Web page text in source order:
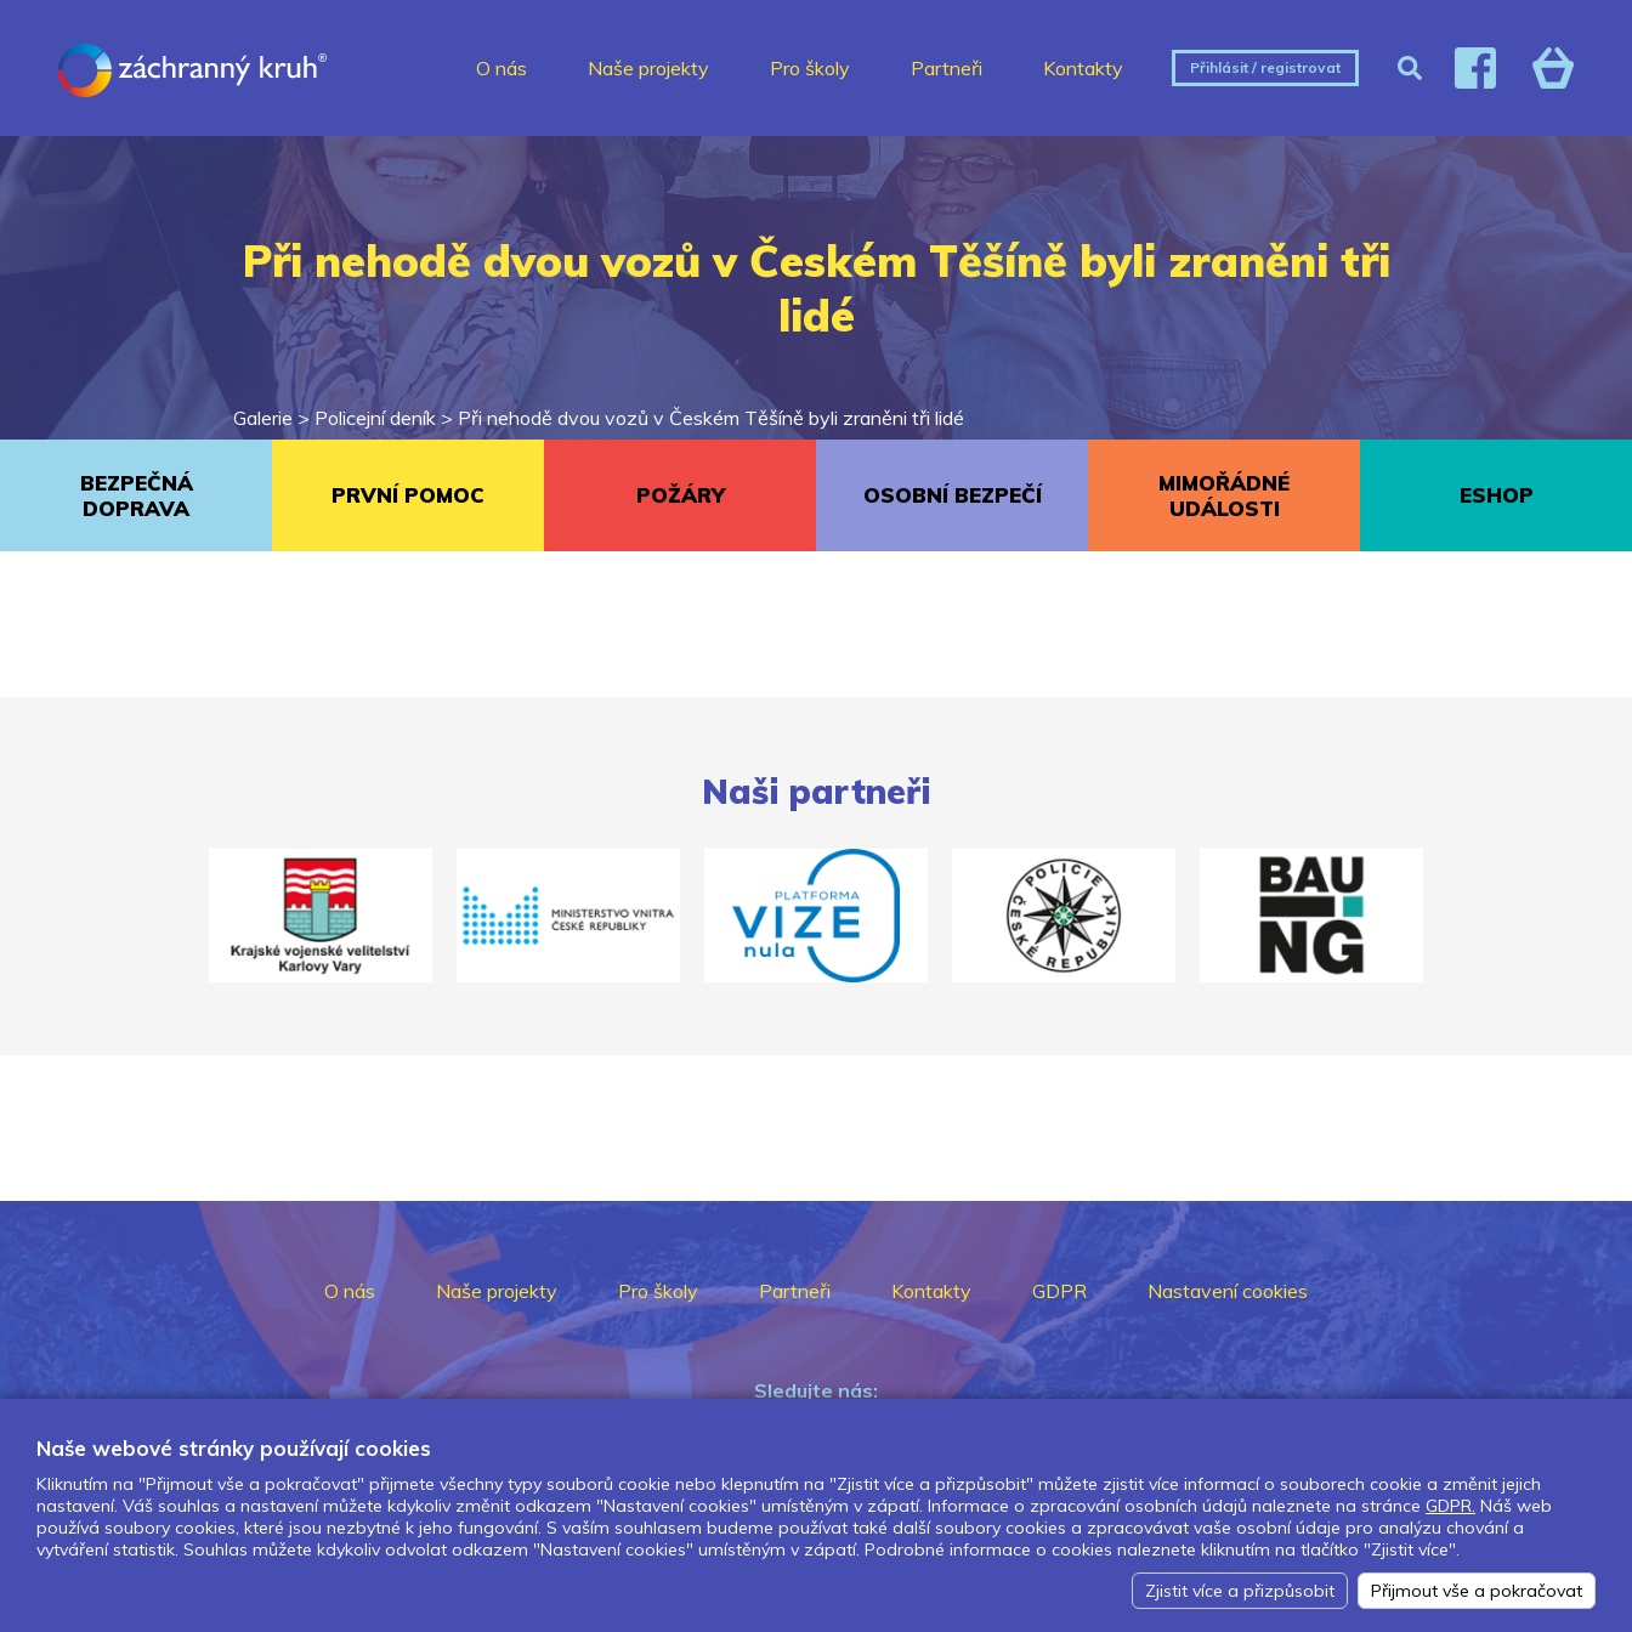
O nás Naše projekty Pro školy Partneři Kontakty Přihlásit / registrovat
Při nehodě dvou vozů v Českém Těšíně byli zraněni tři
lidé
Galerie >Policejní deník > Při nehodě dvou vozů v Českém Těšíně byli zraněni tři lidé
BEZPEČNÁ
DOPRAVA
PRVNÍ POMOC POŽÁRY OSOBNÍ BEZPEČÍ
MIMOŘÁDNÉ
UDÁLOSTI
ESHOP
Naši partneři
O nás Naše projekty Pro školy Partneři Kontakty GDPR Nastavení cookies
Sledujte nás:
Pokud chcete dostávat pravidelný
Newsletter kliknětezde.
Naše webové stránky používají cookies
Kliknutím na "Přijmout vše a pokračovat" přijmete všechny typy souborů cookie nebo klepnutím na "Zjistit více a přizpůsobit" můžete zjistit více informací o souborech cookie a změnit jejich
nastavení. Váš souhlas a nastavení můžete kdykoliv změnit odkazem "Nastavení cookies" umístěným v zápatí. Informace o zpracování osobních údajů naleznete na stránce GDPR. Náš web
používá soubory cookies, které jsou nezbytné k jeho fungování. S vaším souhlasem budeme používat také další soubory cookies a zpracovávat vaše osobní údaje pro analýzu chování a
vytváření statistik. Souhlas můžete kdykoliv odvolat odkazem "Nastavení cookies" umístěným v zápatí. Podrobné informace o cookies naleznete kliknutím na tlačítko "Zjistit více".
Zjistit více a přizpůsobit
Přijmout vše a pokračovat